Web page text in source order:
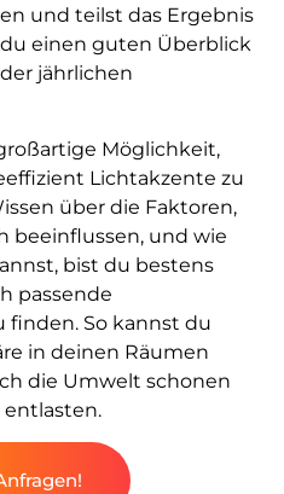
und teilst das Ergebnis
einen guten Überblick
jährlichen
Möglichkeit,
Lichtakzente zu
über die Faktoren,
beeinflussen, und wie
bist du bestens
passende
finden. So kannst du
in deinen Räumen
die Umwelt schonen